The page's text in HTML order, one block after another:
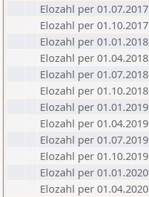
Elozahl per 01.07.2017
Elozahl per 01.10.2017
Elozahl per 01.01.2018
Elozahl per 01.04.2018
Elozahl per 01.07.2018
Elozahl per 01.10.2018
Elozahl per 01.01.2019
Elozahl per 01.04.2019
Elozahl per 01.07.2019
Elozahl per 01.10.2019
Elozahl per 01.01.2020
Elozahl per 01.04.2020